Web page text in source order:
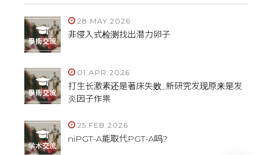
28.MAY.2026
非侵入式检测找出潜力卵子
01.APR.2026
打生长激素还是著床失败_新研究发现原来是发
炎因子作祟
25.FEB.2026
niPGT-A能取代PGT-A吗?